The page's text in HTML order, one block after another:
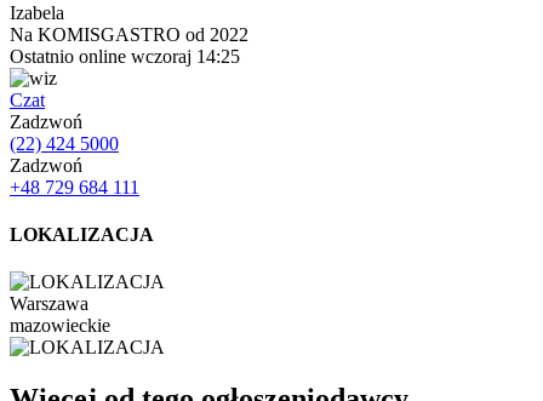
Izabela
Na KOMISGASTRO od 2022
Ostatnio online wczoraj 14:25
Czat
Zadzwoń
(22) 424 5000
Zadzwoń
+48 729 684 111
LOKALIZACJA
Warszawa
mazowieckie